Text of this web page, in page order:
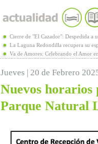
Cierre de "El Cazador": Despedida a
La Laguna Redondilla recupera su
Va de Amores: Celebrando el Amor
Jueves | 20 de Febrero
Nuevos horarios
Parque Natural